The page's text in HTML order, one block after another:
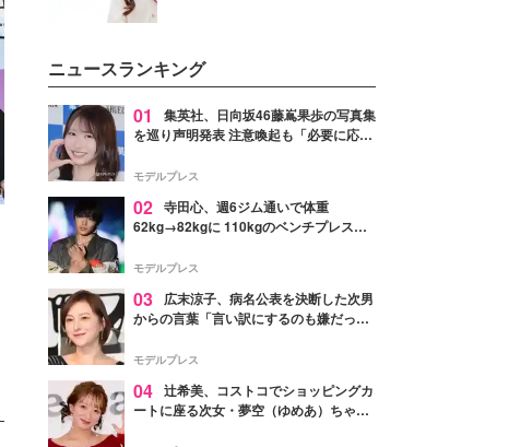
ニュースランキング
01
集英社、日向坂46藤嶌果歩の写真集
を巡り声明発表 注意喚起も「必要に応じ
モデルプレス
02 寺田心、週6ジム通いで体重
62kg→82kgに 110kgのベンチプレス持
「かっこいい」と反響
モデルプレス
03
広末涼子、病名公表を決断した次男
からの言葉「言い訳にするのも嫌だっ
モデルプレス
04 辻希美、コストコでショッピングカ
ートに座る次女・夢空（ゆめあ）ちゃん